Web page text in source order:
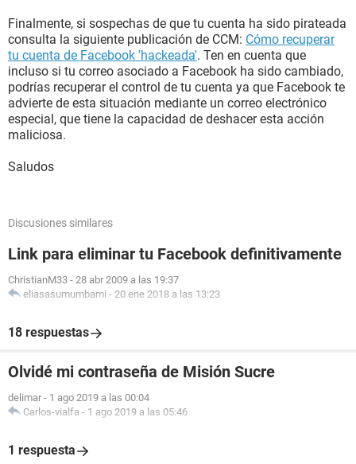
Finalmente, si sospechas de que tu cuenta ha sido pirateada
consulta la siguiente publicación de CCM: Cómo recuperar
tu cuenta de Facebook 'hackeada'. Ten en cuenta que
incluso si tu correo asociado a Facebook ha sido cambiado,
podrías recuperar el control de tu cuenta ya que Facebook te
advierte de esta situación mediante un correo electrónico
especial, que tiene la capacidad de deshacer esta acción
maliciosa.
Saludos
Discusiones similares
Link para eliminar tu Facebook definitivamente
ChristianM33 - 28 abr 2009 a las 19:37
eliasasumumbami - 20 ene 2018 a las 13:23
18 respuestas
Olvidé mi contraseña de Misión Sucre
delimar - 1 ago 2019 a las 00:04
Carlos-vialfa - 1 ago 2019 a las 05:46
1 respuesta